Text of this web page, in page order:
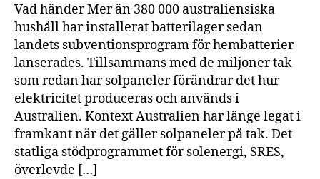
Vad händer Mer än 380 000 australiensiska
hushåll har installerat batterilager sedan
landets subventionsprogram för hembatterier
lanserades. Tillsammans med de miljoner tak
som redan har solpaneler förändrar det hur
elektricitet produceras och används i
Australien. Kontext Australien har länge legat i
framkant när det gäller solpaneler på tak. Det
statliga stödprogrammet för solenergi, SRES,
överlevde […]